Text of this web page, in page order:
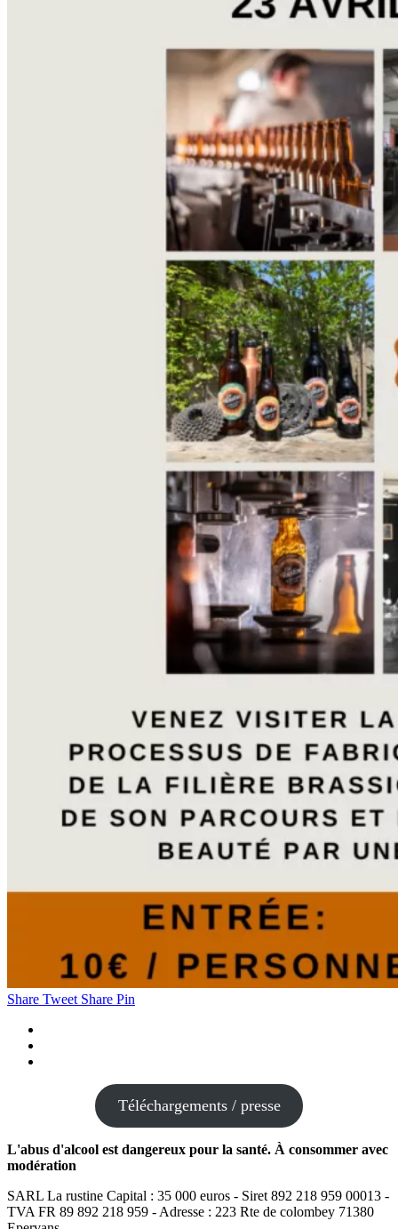
Share Tweet Share Pin
Téléchargements / presse
L'abus d'alcool est dangereux pour la santé. À consommer avec
modération
SARL La rustine Capital : 35 000 euros - Siret 892 218 959 00013 -
TVA FR 89 892 218 959 - Adresse : 223 Rte de colombey 71380